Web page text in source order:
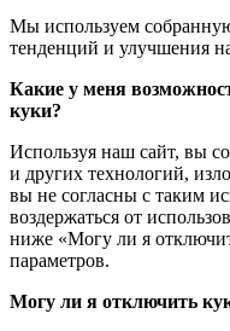
Мы используем
тенденций и улучшения
Какие у меня
куки?
Используя наш сайт, вы
и других технологий,
вы не согласны с таким
воздержаться от
ниже «Могу ли я
параметров.
Могу ли я отключить